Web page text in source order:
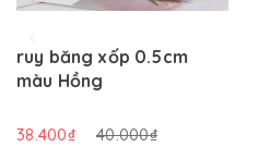
ruy băng xốp 0.5cm
màu Hồng
38.400₫ 40.000₫